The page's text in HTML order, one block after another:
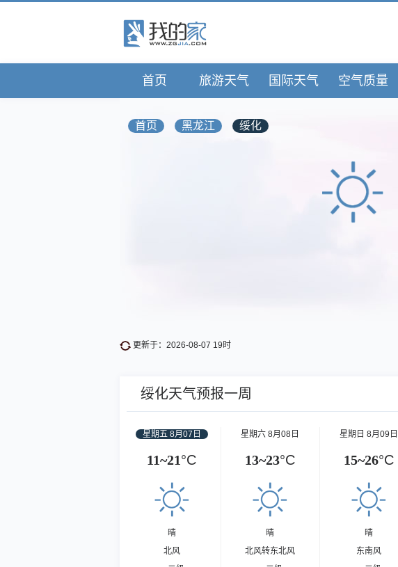
首页 旅游天气 国际天气 空气质量
首页 黑龙江 绥化
更新于：2026-08-07 19时
绥化天气预报一周
星期五 8月07日
11~21°C
晴
北风
星期六 8月08日
13~23°C
晴
北风转东北风
星期日 8月09日
15~26°C
晴
东南风